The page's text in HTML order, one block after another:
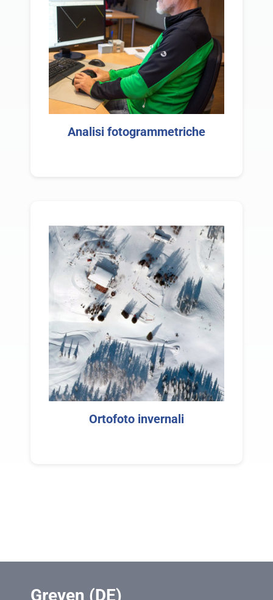
Analisi fotogrammetriche
Ortofoto invernali
Greven (DE)